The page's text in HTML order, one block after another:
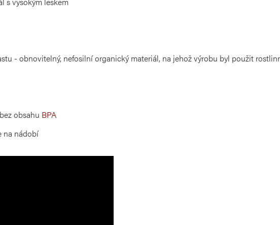
- obnovitelný, nefosilní organický materiál, na jehož výrobu byl použit
obsahu BPA
na nádobí